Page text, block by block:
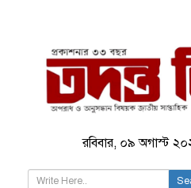
রবিবার, ০৯ অগাস্ট